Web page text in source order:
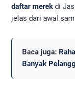
daftar merek di
jelas dari awal
Baca juga:
Banyak